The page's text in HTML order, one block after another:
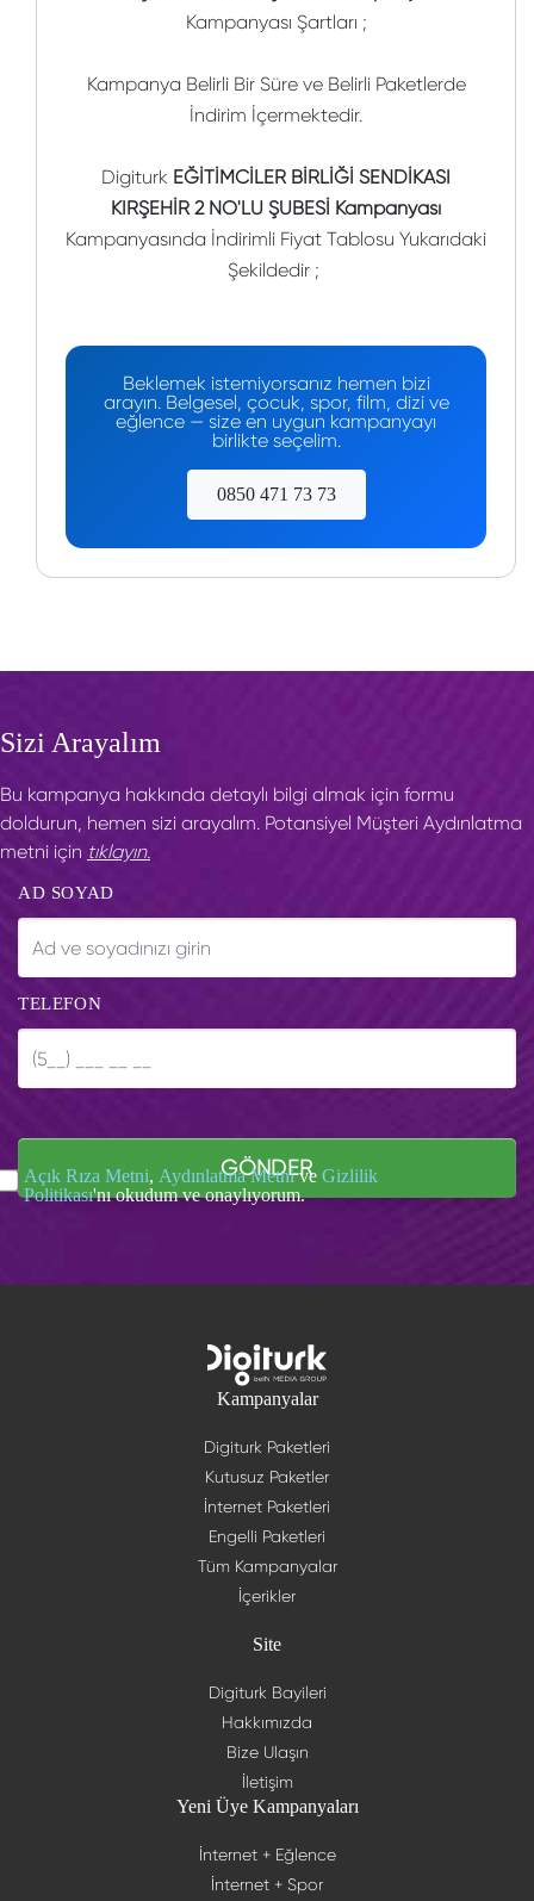
Kampanyası Şartları ;
Kampanya Belirli Bir Süre ve Belirli Paketlerde
İndirim İçermektedir.
Digiturk EĞİTİMCİLER BİRLİĞİ SENDİKASI
KIRŞEHİR 2 NO'LU ŞUBESİ Kampanyası
Kampanyasında İndirimli Fiyat Tablosu Yukarıdaki
Şekildedir ;
Beklemek istemiyorsanız hemen bizi
arayın. Belgesel, çocuk, spor, film, dizi ve
eğlence — size en uygun kampanyayı
birlikte seçelim.
0850 471 73 73
Sizi Arayalım
Bu kampanya hakkında detaylı bilgi almak için formu
doldurun, hemen sizi arayalım. Potansiyel Müşteri Aydınlatma
metni için tıklayın.
AD SOYAD
TELEFON
GÖNDER
Açık Rıza Metni, Aydınlatma Metnive Gizlilik
Politikası'nı okudum ve onaylıyorum.
Kampanyalar
Digiturk Paketleri
Kutusuz Paketler
İnternet Paketleri
Engelli Paketleri
Tüm Kampanyalar
İçerikler
Site
Digiturk Bayileri
Hakkımızda
Bize Ulaşın
İletişim
Yeni Üye Kampanyaları
İnternet + Eğlence
İnternet + Spor